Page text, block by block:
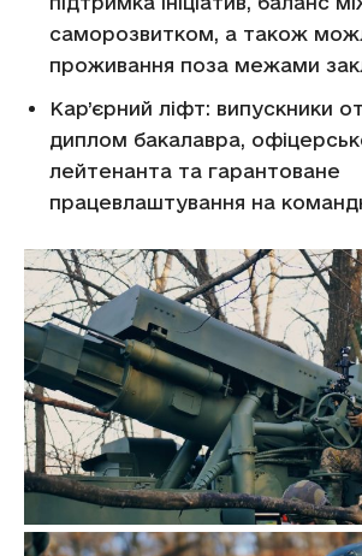
саморозвитком, а також
проживання поза межами
Кар’єрний ліфт: випускники
диплом бакалавра,
лейтенанта та гарантоване
працевлаштування на